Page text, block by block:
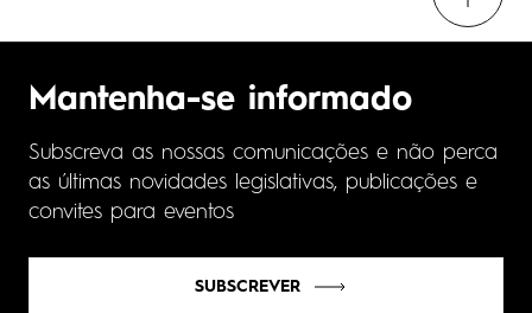
Mantenha-se informado
Subscreva as nossas comunicações e não perca
as últimas novidades legislativas, publicações e
convites para eventos
SUBSCREVER